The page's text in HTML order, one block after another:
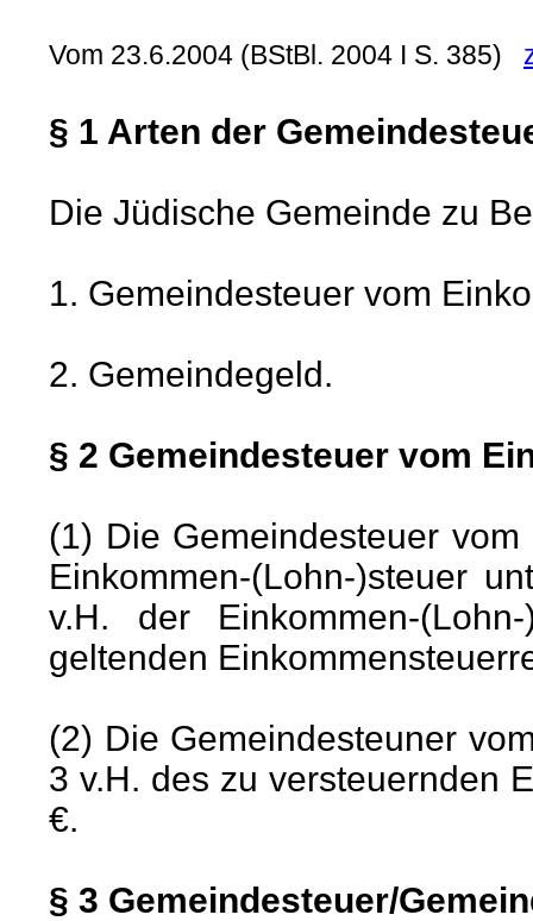
Vom 23.6.2004 (BStBl. 2004 I S. 385)
§ 1 Arten der
Die Jüdische Gemeinde zu
1. Gemeindesteuer vom
2. Gemeindegeld.
§ 2 Gemeindesteuer vom
(1) Die Gemeindesteuer
Einkommen-(Lohn-)steuer
v.H. der Einkommen-
geltenden
(2) Die Gemeindesteuner
3 v.H. des zu versteuernden
€.
§ 3 Gemeindesteuer/